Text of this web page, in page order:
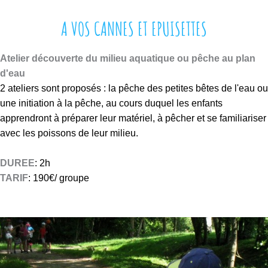
a
n
e
u
d
e
l
a
A VOS CANNES ET EPUISETTES
Atelier découverte du milieu aquatique ou pêche au plan
d'eau
2 ateliers sont proposés : la pêche des petites bêtes de l'eau ou
une initiation à la pêche, au cours duquel les enfants
apprendront à préparer leur matériel, à pêcher et se familiariser
avec les poissons de leur milieu.
DUREE: 2h
TARIF: 190€/ groupe
j
e
u